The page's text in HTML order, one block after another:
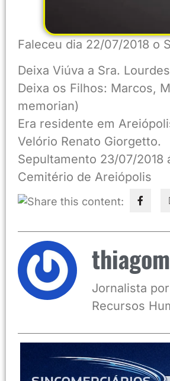
Faleceu dia 22/07/2018 o
Deixa Viúva a Sra.
Deixa os Filhos: Marcos,
memorian)
Era residente em
Velório Renato Giorgetto.
Sepultamento 23/07/2018
Cemitério de Areiópolis
Share this content:
Jornalista
Recursos